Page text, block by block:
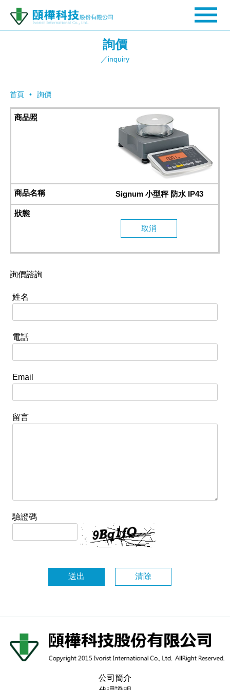
詢價
／inquiry
首頁 詢價
Signum 小型秤 防水 IP43
取消
詢價諮詢
姓名
電話
Email
留言
驗證碼
公司簡介